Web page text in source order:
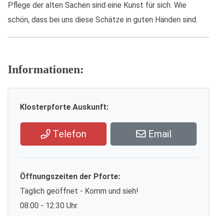
Pflege der alten Sachen sind eine Kunst für sich. Wie
schön, dass bei uns diese Schätze in guten Händen sind.
Informationen:
Klosterpforte Auskunft:
Telefon Email
Öffnungszeiten der Pforte:
Täglich geöffnet - Komm und sieh!
08:00 - 12:30 Uhr